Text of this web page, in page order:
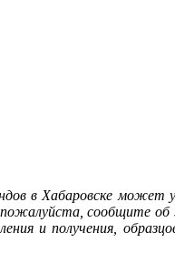
в Хабаровске может
сообщите
и получения,